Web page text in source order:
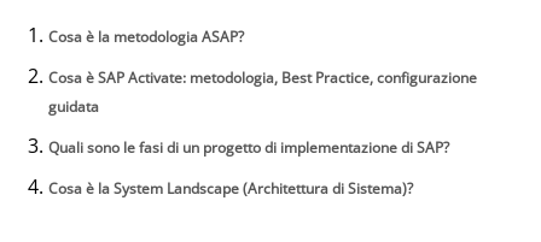
Cosa è la metodologia ASAP?
Cosa è SAP Activate: metodologia, Best Practice, configurazione
guidata
Quali sono le fasi di un progetto di implementazione di SAP?
Cosa è la System Landscape (Architettura di Sistema)?